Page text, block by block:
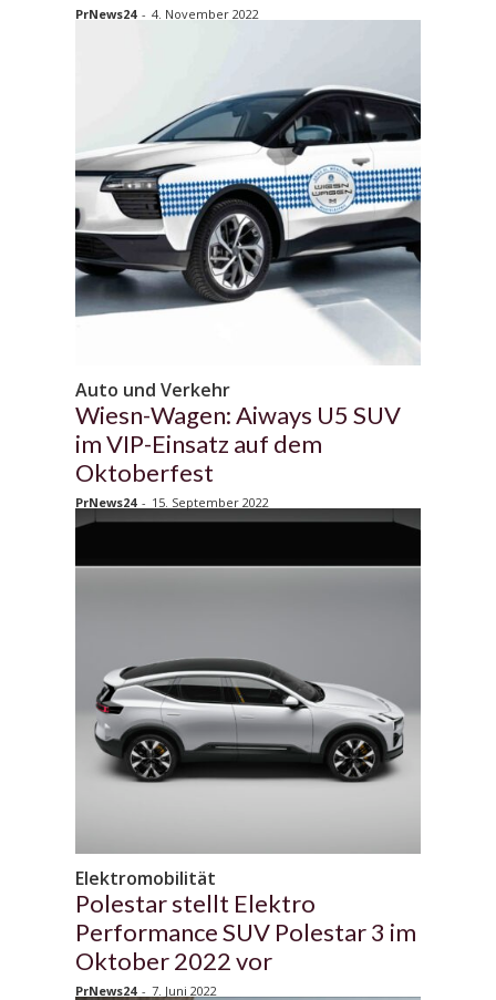
PrNews24 - 4. November 2022
Auto und Verkehr
Wiesn-Wagen: Aiways U5 SUV
im VIP-Einsatz auf dem
Oktoberfest
PrNews24 - 15. September 2022
Elektromobilität
Polestar stellt Elektro
Performance SUV Polestar 3 im
Oktober 2022 vor
PrNews24 - 7. Juni 2022